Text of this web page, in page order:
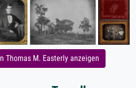
Thomas M. Easterly anzeigen